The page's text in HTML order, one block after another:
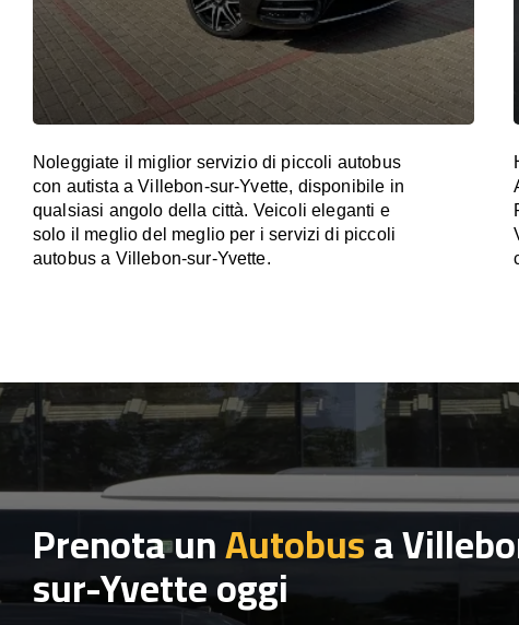
Noleggiate il miglior servizio di piccoli autobus
con autista a Villebon-sur-Yvette, disponibile in
qualsiasi angolo della città. Veicoli eleganti e
solo il meglio del meglio per i servizi di piccoli
autobus a Villebon-sur-Yvette.
Prenota unAutobusa
sur-Yvette oggi